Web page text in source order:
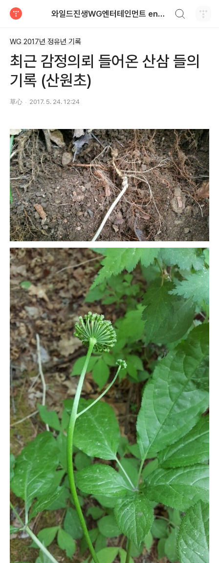
와일드진생WG엔터테인먼트 entertainment
WG 2017년 정유년 기록
최근 감정의뢰 들어온 산삼 들의
기록 (산원초)
草心 2017. 5. 24. 12:24